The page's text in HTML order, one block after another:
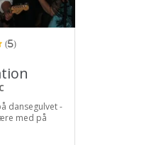
(5)
dansegulvet -
med på